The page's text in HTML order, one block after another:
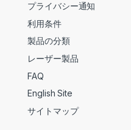
プライバシー通知
利用条件
製品の分類
レーザー製品
FAQ
English Site
サイトマップ